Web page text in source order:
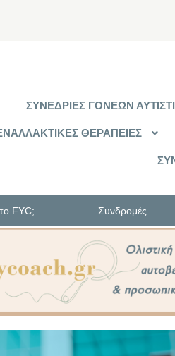
ΣΥΝΕΔΡΙΕΣ ΓΟΝΕΩΝ
ΘΕΡΑΠΕΙΕΣ
το FYC; Συνδρομές